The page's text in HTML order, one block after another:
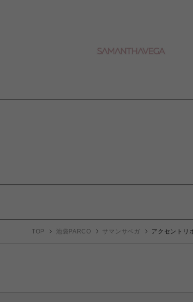
TOP 池袋PARCO サマンサベガ アクセントリ